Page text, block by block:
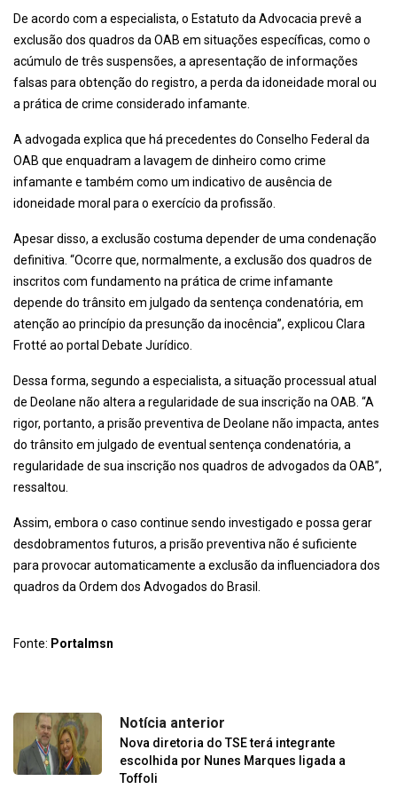
De acordo com a especialista, o Estatuto da Advocacia prevê a
exclusão dos quadros da OAB em situações específicas, como o
acúmulo de três suspensões, a apresentação de informações
falsas para obtenção do registro, a perda da idoneidade moral ou
a prática de crime considerado infamante.
A advogada explica que há precedentes do Conselho Federal da
OAB que enquadram a lavagem de dinheiro como crime
infamante e também como um indicativo de ausência de
idoneidade moral para o exercício da profissão.
Apesar disso, a exclusão costuma depender de uma condenação
definitiva. “Ocorre que, normalmente, a exclusão dos quadros de
inscritos com fundamento na prática de crime infamante
depende do trânsito em julgado da sentença condenatória, em
atenção ao princípio da presunção da inocência”, explicou Clara
Frotté ao portal Debate Jurídico.
Dessa forma, segundo a especialista, a situação processual atual
de Deolane não altera a regularidade de sua inscrição na OAB. “A
rigor, portanto, a prisão preventiva de Deolane não impacta, antes
do trânsito em julgado de eventual sentença condenatória, a
regularidade de sua inscrição nos quadros de advogados da OAB”,
ressaltou.
Assim, embora o caso continue sendo investigado e possa gerar
desdobramentos futuros, a prisão preventiva não é suficiente
para provocar automaticamente a exclusão da influenciadora dos
quadros da Ordem dos Advogados do Brasil.
Fonte: Portalmsn
Notícia anterior
Nova diretoria do TSE terá integrante
escolhida por Nunes Marques ligada a
Toffoli